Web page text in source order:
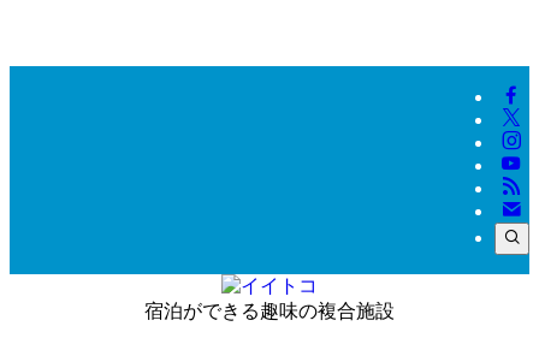
宿泊ができる趣味の複合施設